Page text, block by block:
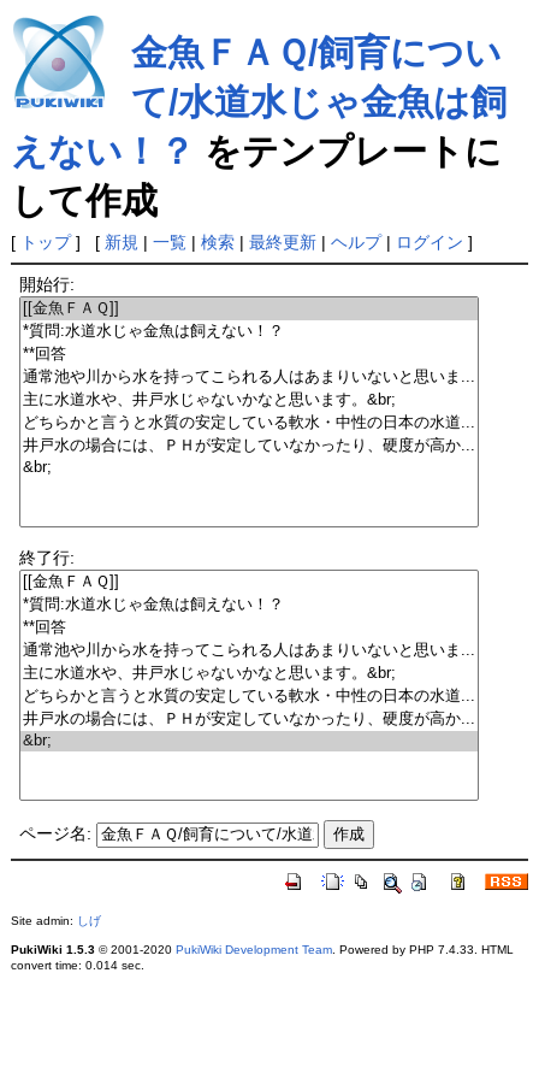
金魚ＦＡＱ/飼育につい
て/水道水じゃ金魚は飼
えない！？ をテンプレートに
して作成
[ トップ] [ 新規 | 一覧| 検索| 最終更新| ヘルプ| ログイン ]
開始行:
終了行:
ページ名:
Site admin: しげ
PukiWiki 1.5.3© 2001-2020 PukiWiki Development Team. Powered by PHP 7.4.33. HTML
convert time: 0.014 sec.